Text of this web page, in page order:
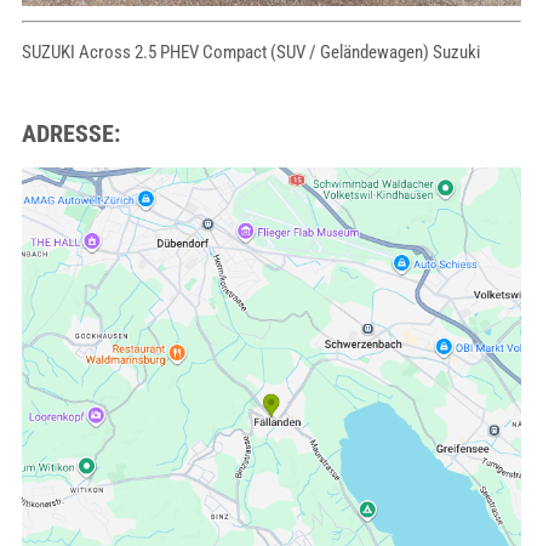
SUZUKI Across 2.5 PHEV Compact (SUV / Geländewagen) Suzuki
ADRESSE: